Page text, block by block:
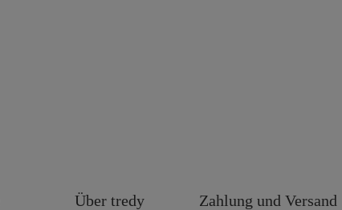
Über tredy Zahlung und Versand